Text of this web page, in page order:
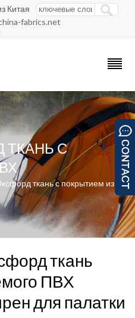
Китая
fabrics.net
ТКАНЬ С
ткань с покрытием из ПВХ
ткань
ПВХ
для палатки